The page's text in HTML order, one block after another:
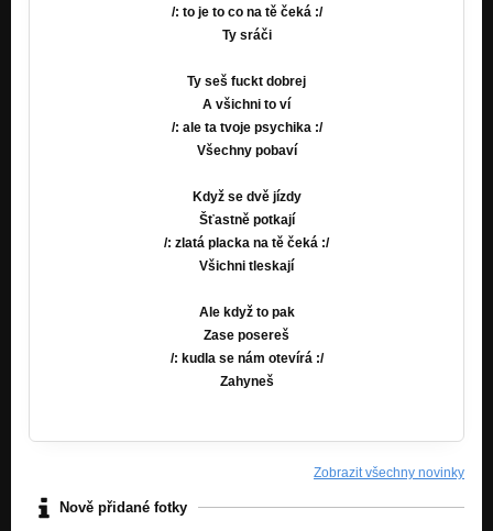
/: to je to co na tě čeká :/
Ty sráči
Ty seš fuckt dobrej
A všichni to ví
/: ale ta tvoje psychika :/
Všechny pobaví
Když se dvě jízdy
Šťastně potkají
/: zlatá placka na tě čeká :/
Všichni tleskají
Ale když to pak
Zase posereš
/: kudla se nám otevírá :/
Zahyneš
Zobrazit všechny novinky
Nově přidané fotky